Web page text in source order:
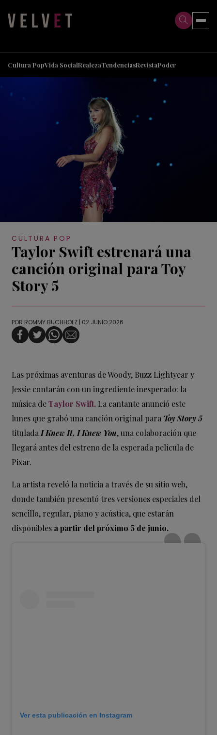
Cultura PopVida SocialRealezaTendenciasRevistaPoder
CULTURA POP
Taylor Swift estrenará una
canción original para Toy
Story 5
POR ROMMY BUCHHOLZ | 02 JUNIO 2026
Las próximas aventuras de Woody, Buzz Lightyear y
Jessie contarán con un ingrediente inesperado: la
música deTaylor Swift. La cantante anunció este
lunes que grabó una canción original para Toy Story 5
titulada I Knew It, I Knew You, una colaboración que
llegará antes del estreno de la esperada película de
Pixar.
La artista reveló la noticia a través de su sitio web,
donde también presentó tres versiones especiales del
sencillo, regular, piano y acústica, que estarán
disponibles a partir del próximo 5 de junio.
Ver esta publicación en Instagram